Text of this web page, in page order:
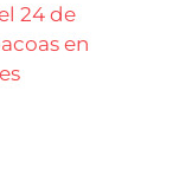
24 de
en